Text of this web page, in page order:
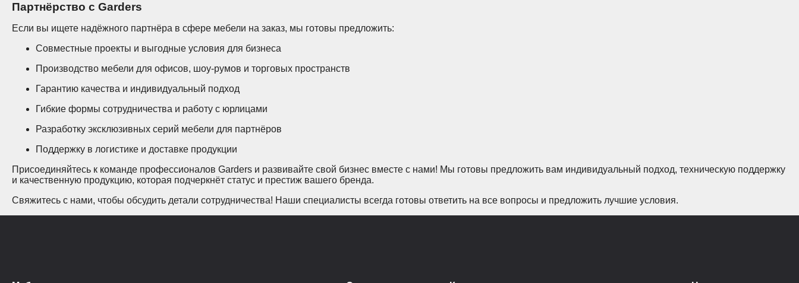
Партнёрство с Garders
Если вы ищете надёжного партнёра в сфере мебели на заказ, мы готовы предложить:
Совместные проекты и выгодные условия для бизнеса
Производство мебели для офисов, шоу-румов и торговых пространств
Гарантию качества и индивидуальный подход
Гибкие формы сотрудничества и работу с юрлицами
Разработку эксклюзивных серий мебели для партнёров
Поддержку в логистике и доставке продукции
Присоединяйтесь к команде профессионалов Garders и развивайте свой бизнес вместе с нами! Мы готовы предложить вам индивидуальный подход, техническую поддержку
и качественную продукцию, которая подчеркнёт статус и престиж вашего бренда.
Свяжитесь с нами, чтобы обсудить детали сотрудничества! Наши специалисты всегда готовы ответить на все вопросы и предложить лучшие условия.